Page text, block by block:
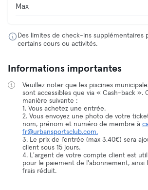
Max
Des limites de check-ins supplémentaires
certains cours ou activités.
Informations importantes
Veuillez noter que les piscines
sont accessibles que via « Cash-back ».
manière suivante :
1. Vous achetez une entrée.
2. Vous envoyez une photo de votre
nom, prénom et numéro de membre à
fr@urbansportsclub.com.
3. Le prix de l’entrée (max 3,40€) sera
client sous 15 jours.
4. L'argent de votre compte client est
pour le paiement de l'abonnement, ainsi
frais réduit.